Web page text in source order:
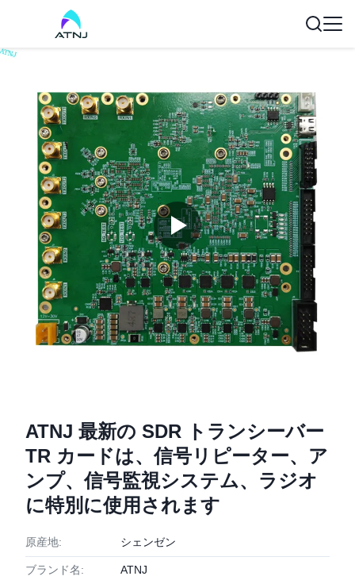
ATNJ 最新の SDR トランシーバー
TR カードは、信号リピーター、ア
ンプ、信号監視システム、ラジオ
に特別に使用されます
原産地: シェンゼン
ブランド名: ATNJ